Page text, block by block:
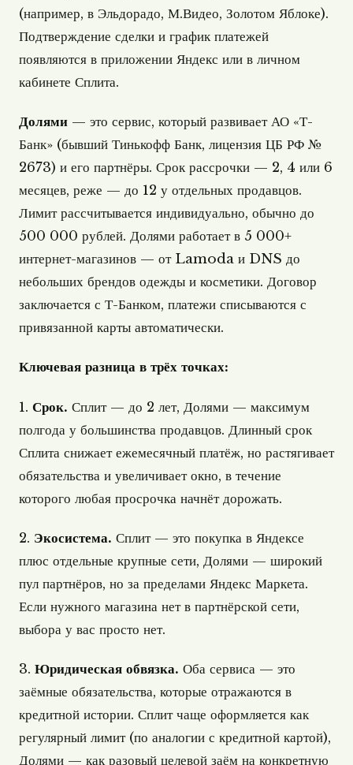
(например, в Эльдорадо, М.Видео, Золотом Яблоке).
Подтверждение сделки и график платежей
появляются в приложении Яндекс или в личном
кабинете Сплита.
Долями — это сервис, который развивает АО «Т-
Банк» (бывший Тинькофф Банк, лицензия ЦБ РФ №
2673) и его партнёры. Срок рассрочки — 2, 4 или 6
месяцев, реже — до 12 у отдельных продавцов.
Лимит рассчитывается индивидуально, обычно до
500 000 рублей. Долями работает в 5 000+
интернет-магазинов — от Lamoda и DNS до
небольших брендов одежды и косметики. Договор
заключается с Т-Банком, платежи списываются с
привязанной карты автоматически.
Ключевая разница в трёх точках:
1. Срок. Сплит — до 2 лет, Долями — максимум
полгода у большинства продавцов. Длинный срок
Сплита снижает ежемесячный платёж, но растягивает
обязательства и увеличивает окно, в течение
которого любая просрочка начнёт дорожать.
2. Экосистема. Сплит — это покупка в Яндексе
плюс отдельные крупные сети, Долями — широкий
пул партнёров, но за пределами Яндекс Маркета.
Если нужного магазина нет в партнёрской сети,
выбора у вас просто нет.
3. Юридическая обвязка. Оба сервиса — это
заёмные обязательства, которые отражаются в
кредитной истории. Сплит чаще оформляется как
регулярный лимит (по аналогии с кредитной картой),
Долями — как разовый целевой заём на конкретную